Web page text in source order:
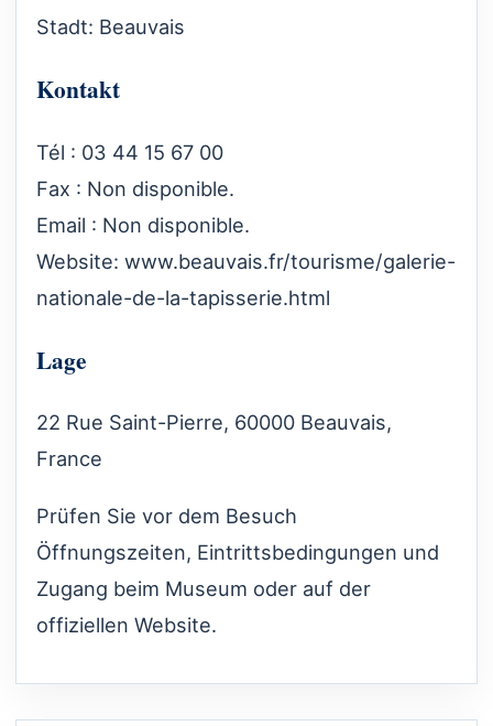
Stadt: Beauvais
Kontakt
Tél : 03 44 15 67 00
Fax : Non disponible.
Email : Non disponible.
Website: www.beauvais.fr/tourisme/galerie-
nationale-de-la-tapisserie.html
Lage
22 Rue Saint-Pierre, 60000 Beauvais,
France
Prüfen Sie vor dem Besuch
Öffnungszeiten, Eintrittsbedingungen und
Zugang beim Museum oder auf der
offiziellen Website.